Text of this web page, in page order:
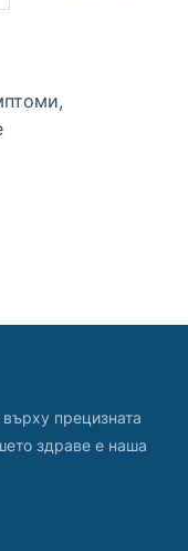
прецизната
здраве е наша